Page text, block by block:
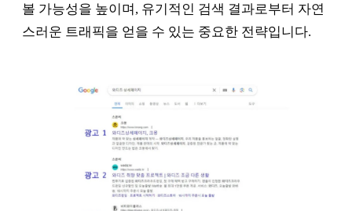
볼 가능성을 높이며, 유기적인 검색 결과로부터 자연
스러운 트래픽을 얻을 수 있는 중요한 전략입니다.